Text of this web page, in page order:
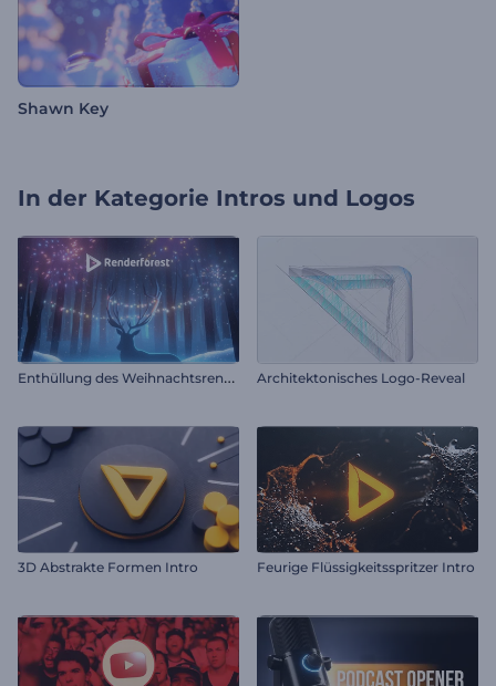
Shawn Key
In der Kategorie Intros und Logos
E
nthüllung des Weihnachtsrentier-Logos Architektonisches Logo-Reveal
3D Abstrakte Formen Intro Feurige Flüssigkeitsspritzer Intro